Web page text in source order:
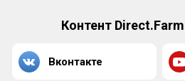
Контент
Вконтакте